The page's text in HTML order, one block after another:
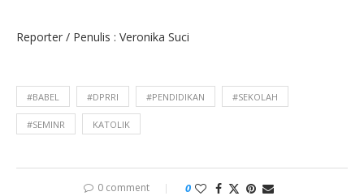
Reporter / Penulis : Veronika Suci
#BABEL #DPRRI #PENDIDIKAN #SEKOLAH
#SEMINR KATOLIK
0 comment 0